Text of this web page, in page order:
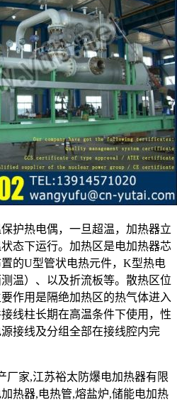
护热电偶，一旦超温，加热器立
态下运行。加热区是电加热器芯
的U型管状电热元件，K型热电
温）、以及折流板等。散热区位
作用是隔绝加热区的热气体进入
线柱长期在高温条件下使用，性
接线及分组全部在接线腔内完